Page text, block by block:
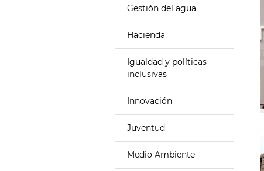
Gestión del agua
Hacienda
Igualdad y políticas
inclusivas
Innovación
Juventud
Medio Ambiente